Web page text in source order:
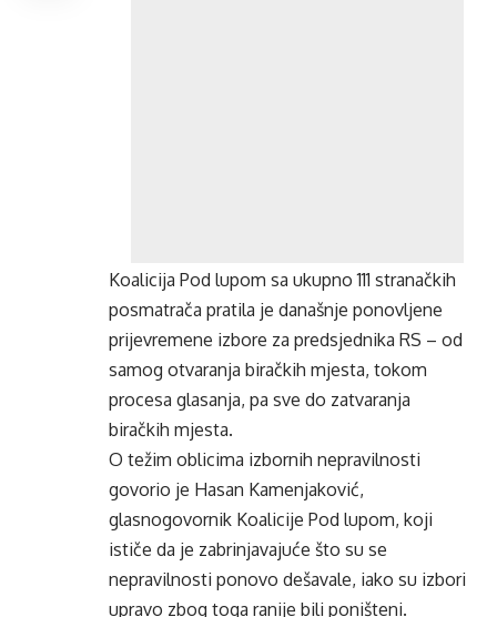
Koalicija Pod lupom sa ukupno 111 stranačkih
posmatrača pratila je današnje ponovljene
prijevremene izbore za predsjednika RS – od
samog otvaranja biračkih mjesta, tokom
procesa glasanja, pa sve do zatvaranja
biračkih mjesta.
O težim oblicima izbornih nepravilnosti
govorio je Hasan Kamenjaković,
glasnogovornik Koalicije Pod lupom, koji
ističe da je zabrinjavajuće što su se
nepravilnosti ponovo dešavale, iako su izbori
upravo zbog toga ranije bili poništeni.